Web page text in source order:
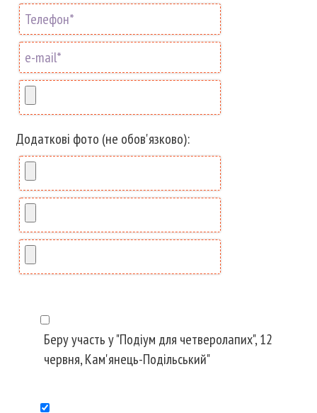
Додаткові фото (не обов'язково):
Беру участь у "Подіум для четверолапих", 12
червня, Кам'янець-Подільський"